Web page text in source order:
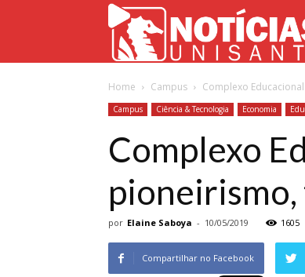
Home Campus Complexo
Campus Ciência & Tecnologia Economia
Complexo
por Elaine Saboya - 10/05/2019 1605
Compartilhar no Facebook